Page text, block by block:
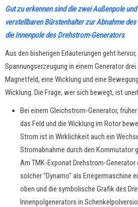
Gut zu erkennen sind die zwei Außenpole
verstellbaren Bürstenhalter zur Abnahme
die Innenpole des Drehstrom-Generators
Aus den bisherigen Erläuterungen geht
Spannungserzeugung in einem Generator
Magnetfeld, eine Wicklung und eine
Wicklung. Die Frage, wer sich bewegt, ist
Bei einem Gleichstrom-Generator,
das Feld und die Wicklung im Rotor
Strom ist in Wirklichkeit auch ein
Stromabnahme durch den Kommutator
Am TMK-Exponat Drehstrom-
solcher "Dynamo" als Erregermaschine
oben und die symbolische Grafik des
Innenpolgenerators in